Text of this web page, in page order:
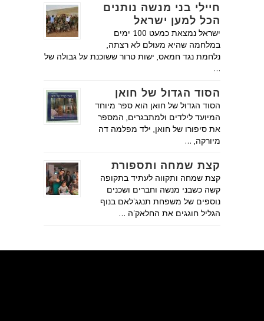
חיילי בני מנשה נותנים
הכל למען ישראל
ישראל נמצאת כמעט 100 ימים
במלחמה שהיא מעולם לא רצתה,
נלחמת נגד חמאס, ישות טרור ששוכנת על גבולה של
…
הסוד הגדול של חואן
הסוד הגדול של חואן הוא ספר מיוחד
המיועד לילדים ולמתבגרים, המספר
את סיפורו של חואן, ילד מפלמה דה
מיורקה, …
קצת שמחה ותספורת
קצת שמחה ותקווה לעתיד בתקופה
קשה כשבני מנשה וחברים ושכנים
נוספים של משפחת תנגג'לאם בנוף
הגליל חוגגים את החלאק'ה …